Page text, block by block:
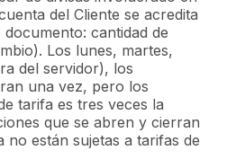
del Cliente se acredita
cantidad de
Los lunes, martes,
del servidor), los
una vez, pero los
tarifa es tres veces la
que se abren y cierran
no están sujetas a tarifas de